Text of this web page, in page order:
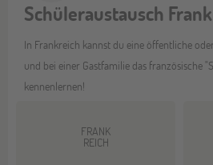
Schüleraustausch
In Frankreich kannst du eine öffentliche
und bei einer Gastfamilie das französische
kennenlernen!
FRANK
REICH